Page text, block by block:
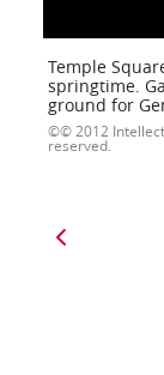
Temple
springtime.
ground for
© 2012
reserved.